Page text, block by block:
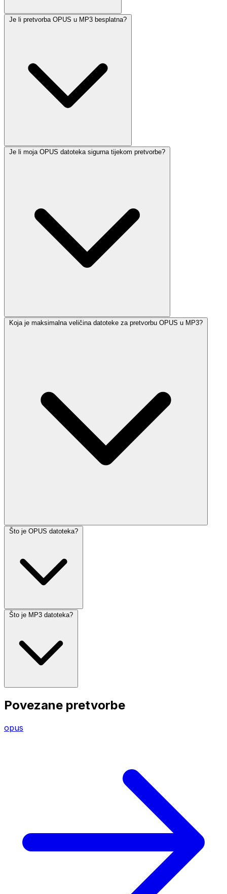
Je li pretvorba OPUS u MP3 besplatna?
Je li moja OPUS datoteka sigurna tijekom pretvorbe?
Koja je maksimalna veličina datoteke za pretvorbu OPUS u MP3?
Što je OPUS datoteka?
Što je MP3 datoteka?
Povezane pretvorbe
opus